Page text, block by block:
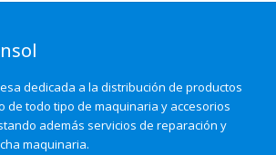
dedicada a la distribución de productos
de todo tipo de maquinaria y accesorios
además servicios de reparación y
maquinaria.